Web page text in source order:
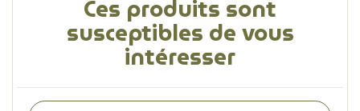
Ces produits sont
susceptibles de vous
intéresser